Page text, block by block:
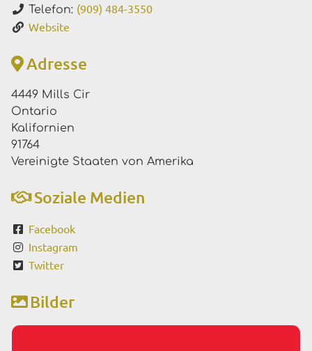
Telefon: (909) 484-3550
Website
Adresse
4449 Mills Cir
Ontario
Kalifornien
91764
Vereinigte Staaten von Amerika
Soziale Medien
Facebook
Instagram
Twitter
Bilder